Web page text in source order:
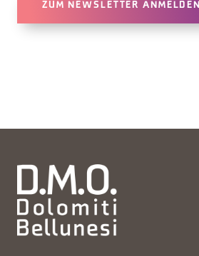
ZUM NEWSLETTER ANMELDEN